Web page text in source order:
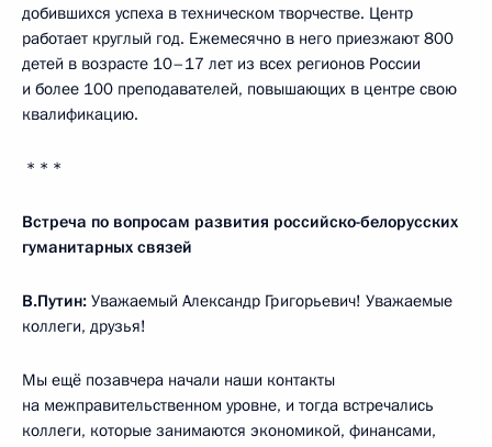
добившихся успеха в техническом творчестве. Центр
работает круглый год. Ежемесячно в него приезжают 800
детей в возрасте 10–17 лет из всех регионов России
и более 100 преподавателей, повышающих в центре свою
квалификацию.
* * *
Встреча по вопросам развития российско-белорусских
гуманитарных связей
В.Путин: Уважаемый Александр Григорьевич! Уважаемые
коллеги, друзья!
Мы ещё позавчера начали наши контакты
на межправительственном уровне, и тогда встречались
коллеги, которые занимаются экономикой, финансами,